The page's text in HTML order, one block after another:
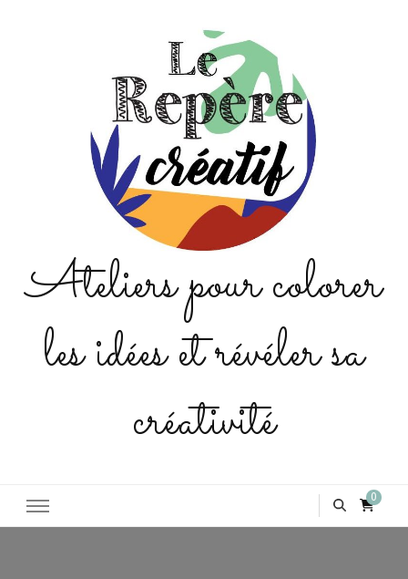
Ateliers pour colorer
les idées et révéler sa
créativité
0